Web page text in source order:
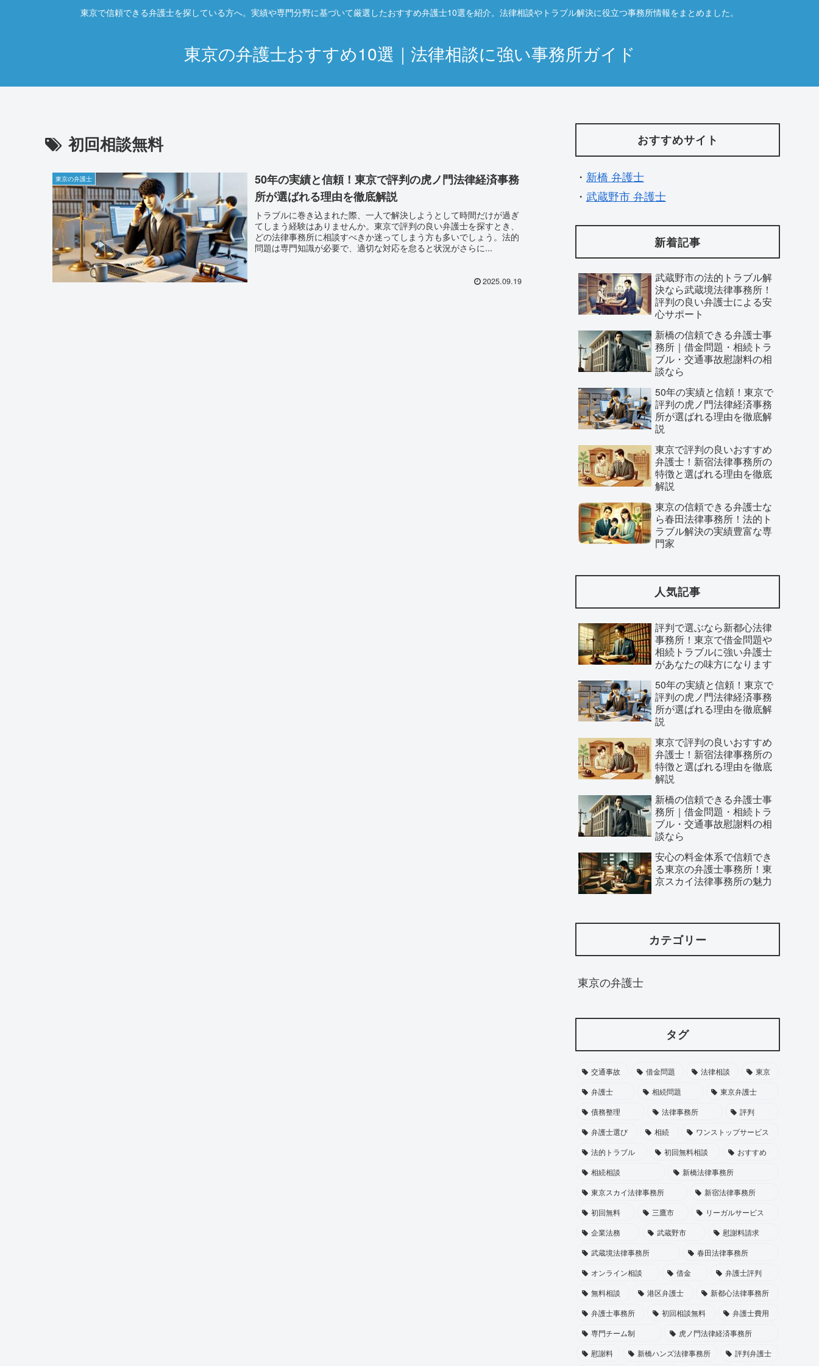
東京で信頼できる弁護士を探している方へ。実績や専門分野に基づいて厳選したおすすめ弁護士10選を紹介。法律相談やトラブル解決に役立つ事務所情報をまとめました。
東京の弁護士おすすめ10選｜法律相談に強い事務所ガイド
初回相談無料
東京の弁護士
50年の実績と信頼！東京で評判の虎ノ門法律経済事務
所が選ばれる理由を徹底解説
トラブルに巻き込まれた際、一人で解決しようとして時間だけが過ぎ
てしまう経験はありませんか。東京で評判の良い弁護士を探すとき、
どの法律事務所に相談すべきか迷ってしまう方も多いでしょう。法的
問題は専門知識が必要で、適切な対応を怠ると状況がさらに...
2025.09.19
おすすめサイト
・ 新橋 弁護士
・ 武蔵野市 弁護士
新着記事
武蔵野市の法的トラブル解
決なら武蔵境法律事務所！
評判の良い弁護士による安
心サポート
新橋の信頼できる弁護士事
務所｜借金問題・相続トラ
ブル・交通事故慰謝料の相
談なら
50年の実績と信頼！東京で
評判の虎ノ門法律経済事務
所が選ばれる理由を徹底解
説
東京で評判の良いおすすめ
弁護士！新宿法律事務所の
特徴と選ばれる理由を徹底
解説
東京の信頼できる弁護士な
ら春田法律事務所！法的ト
ラブル解決の実績豊富な専
門家
人気記事
評判で選ぶなら新都心法律
事務所！東京で借金問題や
相続トラブルに強い弁護士
があなたの味方になります
50年の実績と信頼！東京で
評判の虎ノ門法律経済事務
所が選ばれる理由を徹底解
説
東京で評判の良いおすすめ
弁護士！新宿法律事務所の
特徴と選ばれる理由を徹底
解説
新橋の信頼できる弁護士事
務所｜借金問題・相続トラ
ブル・交通事故慰謝料の相
談なら
安心の料金体系で信頼でき
る東京の弁護士事務所！東
京スカイ法律事務所の魅力
カテゴリー
東京の弁護士
タグ
交通事故 借金問題 法律相談
東京
弁護士
相続問題
東京弁護士
債務整理
法律事務所
評判
弁護士選び
相続
ワンストップサービス
法的トラブル
初回無料相談
おすすめ
相続相談
新橋法律事務所
東京スカイ法律事務所
新宿法律事務所
初回無料
三鷹市
リーガルサービス
企業法務
武蔵野市
慰謝料請求
武蔵境法律事務所
春田法律事務所
オンライン相談
借金
弁護士評判
無料相談
港区弁護士
新都心法律事務所
弁護士事務所
初回相談無料
弁護士費用
専門チーム制
虎ノ門法律経済事務所
慰謝料
新橋ハンズ法律事務所 評判弁護士